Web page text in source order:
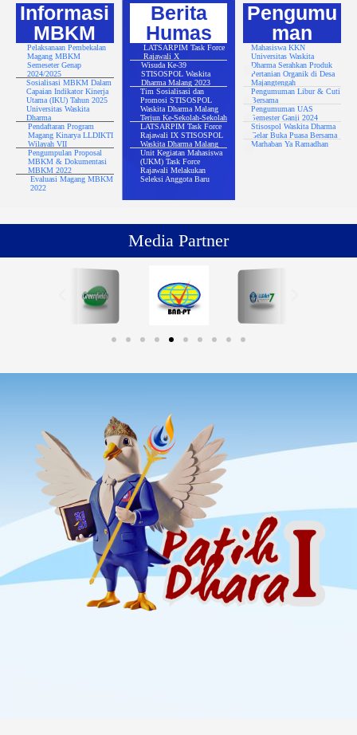
Informasi
MBKM
Pelaksanaan Pembekalan
Magang MBKM
Semeseter Genap
2024/2025
Sosialisasi MBKM Dalam
Capaian Indikator Kinerja
Utama (IKU) Tahun 2025
Universitas Waskita
Dharma
Pendaftaran Program
Magang Kinarya LLDIKTI
Wilayah VII
Pengumpulan Proposal
MBKM & Dokumentasi
MBKM 2022
Evaluasi Magang MBKM
2022
Berita
Humas
LATSARPIM Task Force
Rajawali X
Wisuda Ke-39
STISOSPOL Waskita
Dharma Malang 2023
Tim Sosialisasi dan
Promosi STISOSPOL
Waskita Dharma Malang
Terjun Ke-Sekolah-Sekolah
LATSARPIM Task Force
Rajawali IX STISOSPOL
Waskita Dharma Malang
Unit Kegiatan Mahasiswa
(UKM) Task Force
Rajawali Melakukan
Seleksi Anggota Baru
Pengumu
man
Mahasiswa KKN
Universitas Waskita
Dharma Serahkan Produk
Pertanian Organik di Desa
Majangtengah
Pengumuman Libur & Cuti
Bersama
Pengumuman UAS
Semester Ganji 2024
Stisospol Waskita Dharma
Gelar Buka Puasa Bersama
Marhaban Ya Ramadhan
Media Partner